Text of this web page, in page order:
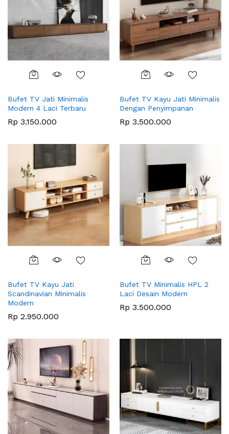
Bufet TV Jati Minimalis
Modern 4 Laci Terbaru
Rp 3.150.000
Bufet TV Kayu Jati Minimalis
Dengan Penyimpanan
Rp 3.500.000
Bufet TV Kayu Jati
Scandinavian Minimalis
Modern
Rp 2.950.000
Bufet TV Minimalis HPL 2
Laci Desain Modern
Rp 3.500.000